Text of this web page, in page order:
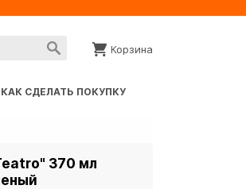
Корзина
КАК СДЕЛАТЬ ПОКУПКУ
370 мл